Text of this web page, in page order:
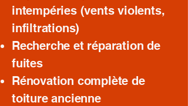
intempéries (vents violents,
infiltrations)
Recherche et réparation de
fuites
Rénovation complète de
toiture ancienne